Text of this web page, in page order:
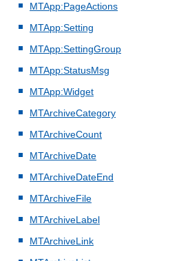
MTApp:PageActions
MTApp:Setting
MTApp:SettingGroup
MTApp:StatusMsg
MTApp:Widget
MTArchiveCategory
MTArchiveCount
MTArchiveDate
MTArchiveDateEnd
MTArchiveFile
MTArchiveLabel
MTArchiveLink